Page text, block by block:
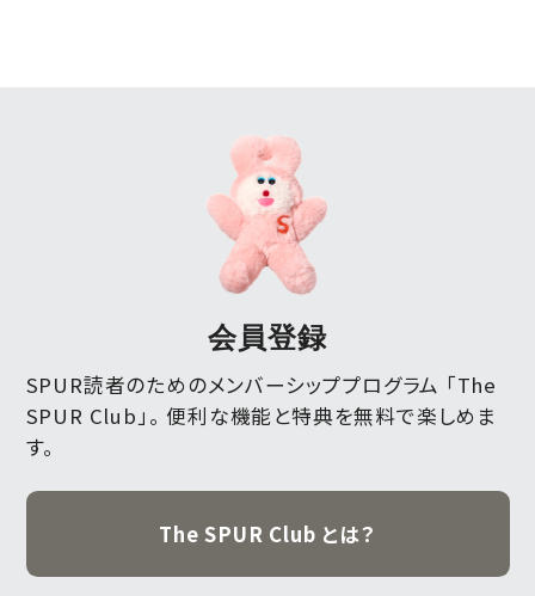
会員登録
SPUR読者のためのメンバーシッププログラム 「The
SPUR Club」。 便利な機能と特典を無料で楽しめま
す。
The SPUR Club とは？